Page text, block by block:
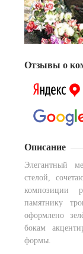
Отзывы о
Описание
Элегантный
стелой,
композиции
памятнику
оформлено
бокам
формы.